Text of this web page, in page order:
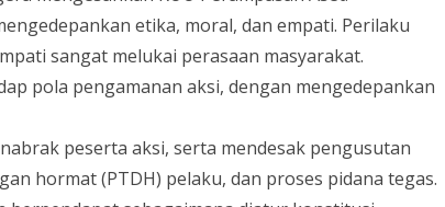
etika, moral, dan empati. Perilaku
sangat melukai perasaan masyarakat.
pola pengamanan aksi, dengan mengedepankan
peserta aksi, serta mendesak pengusutan
hormat (PTDH) pelaku, dan proses pidana tegas.